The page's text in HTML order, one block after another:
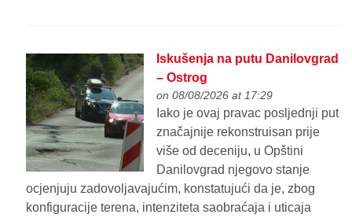
Iskušenja na putu Danilovgrad
– Ostrog
on 08/08/2026 at 17:29
Iako je ovaj pravac posljednji put
značajnije rekonstruisan prije
više od deceniju, u Opštini
Danilovgrad njegovo stanje
ocjenjuju zadovoljavajućim, konstatujući da je, zbog
konfiguracije terena, intenziteta saobraćaja i uticaja